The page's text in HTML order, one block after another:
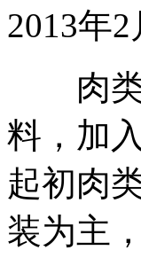
2013年2
肉类
料，加
起初肉
装为主